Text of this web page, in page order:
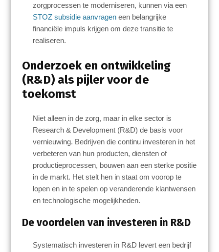
zorgprocessen te moderniseren, kunnen via een
STOZ subsidie aanvragen een belangrijke
financiële impuls krijgen om deze transitie te
realiseren.
Onderzoek en ontwikkeling
(R&D) als pijler voor de
toekomst
Niet alleen in de zorg, maar in elke sector is
Research & Development (R&D) de basis voor
vernieuwing. Bedrijven die continu investeren in het
verbeteren van hun producten, diensten of
productieprocessen, bouwen aan een sterke positie
in de markt. Het stelt hen in staat om voorop te
lopen en in te spelen op veranderende klantwensen
en technologische mogelijkheden.
De voordelen van investeren in R&D
Systematisch investeren in R&D levert een bedrijf